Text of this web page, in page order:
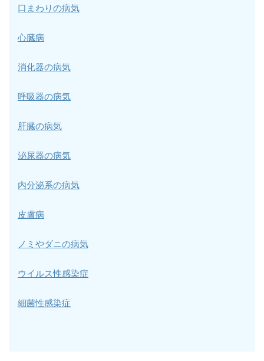
口まわりの病気
心臓病
消化器の病気
呼吸器の病気
肝臓の病気
泌尿器の病気
内分泌系の病気
皮膚病
ノミやダニの病気
ウイルス性感染症
細菌性感染症